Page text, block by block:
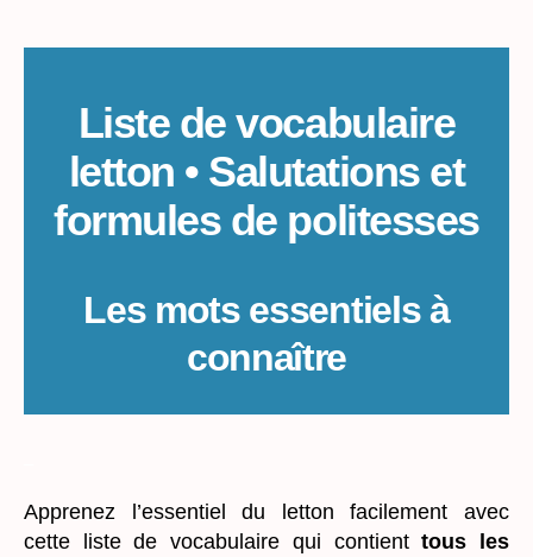
letton
Liste de vocabulaire
letton • Salutations et
formules de politesses
Les mots essentiels à
connaître
Apprenez l’essentiel du letton facilement avec
cette liste de vocabulaire qui contienttous les